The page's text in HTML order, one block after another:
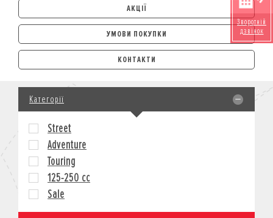
АКЦІЇ
УМОВИ ПОКУПКИ
АВТОМОБІЛІ
ЛІЗИНГ
КРЕДИТ
СТРАХУВАННЯ
КОРПОРАТИВНИМ КЛІЄНТАМ
МОТОЦИКЛИ
КРЕДИТ
СТРАХУВАННЯ
КОРПОРАТИВНИМ КЛІЄНТАМ
КОНТАКТИ
Зворотній
дзвінок
Категорії
Street
Adventure
Touring
125-250 cc
Sale